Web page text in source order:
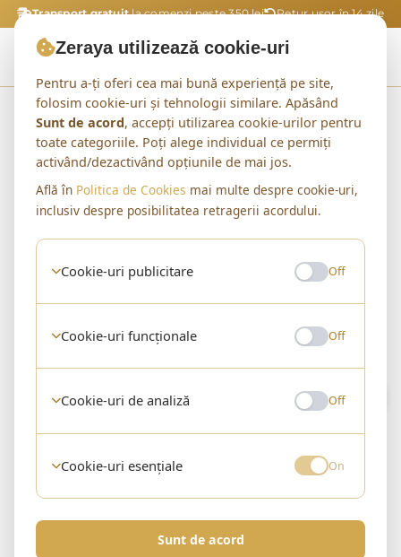
Transport gratuitla comenzi peste 350 lei Retur ușor în 14 zile
Acasă Shop Pantofi Cazual Piele Naturala
CATEGORIE
Pantofi Cazual Piele
Naturala
0 produse
Filtre
Sortare implicită
Zeraya utilizează cookie-uri
Pentru a-ți oferi cea mai bună experiență pe site,
folosim cookie-uri și tehnologii similare. Apăsând
Sunt de acord, accepți utilizarea cookie-urilor pentru
toate categoriile. Poți alege individual ce permiți
activând/dezactivând opțiunile de mai jos.
Află în Politica de Cookies mai multe despre cookie-uri,
inclusiv despre posibilitatea retragerii acordului.
Cookie-uri publicitare Off
Cookie-uri funcționale Off
Cookie-uri de analiză Off
Cookie-uri esențiale On
Sunt de acord